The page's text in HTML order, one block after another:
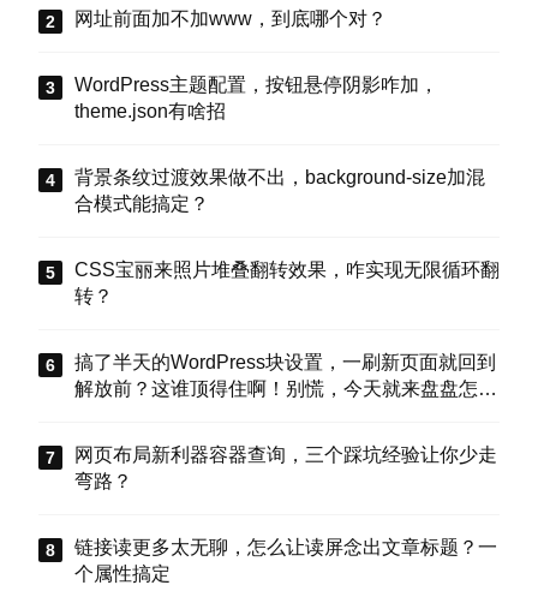
网址前面加不加www，到底哪个对？
WordPress主题配置，按钮悬停阴影咋加，
theme.json有啥招
背景条纹过渡效果做不出，background-size加混
合模式能搞定？
CSS宝丽来照片堆叠翻转效果，咋实现无限循环翻
转？
搞了半天的WordPress块设置，一刷新页面就回到
解放前？这谁顶得住啊！别慌，今天就来盘盘怎么
车”。
网页布局新利器容器查询，三个踩坑经验让你少走
弯路？
链接读更多太无聊，怎么让读屏念出文章标题？一
个属性搞定